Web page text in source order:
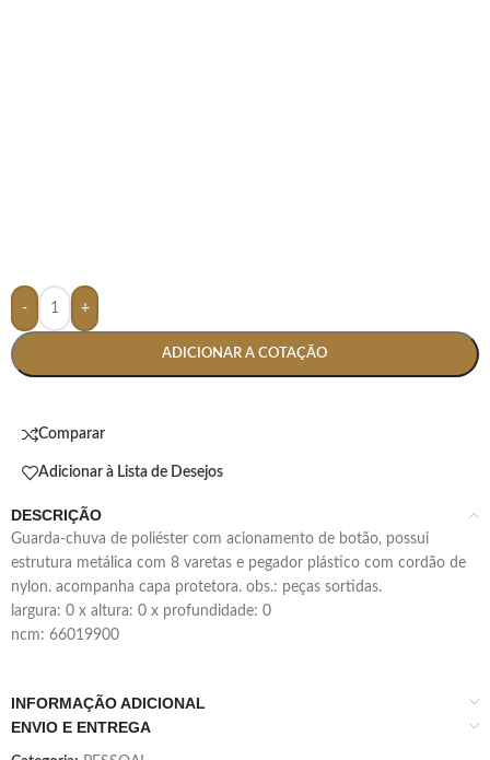
- +
ADICIONAR A COTAÇÃO
Comparar
Adicionar à Lista de Desejos
DESCRIÇÃO
guarda-chuva de poliéster com acionamento de botão, possui
estrutura metálica com 8 varetas e pegador plástico com cordão de
nylon. acompanha capa protetora. obs.: peças sortidas.
largura: 0 x altura: 0 x profundidade: 0
ncm: 66019900
INFORMAÇÃO ADICIONAL
ENVIO E ENTREGA